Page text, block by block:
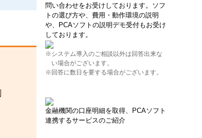
問い合わせをお受けしております。ソフ
トの選び方や、費用・動作環境の説明
や、PCAソフトの説明デモ受付もお受け
しております。
※システム導入のご相談以外は回答出来な
い場合がございます。
※回答に数日を要する場合がございます。
金融機関の口座明細を取得、PCAソフト
連携するサービスのご紹介